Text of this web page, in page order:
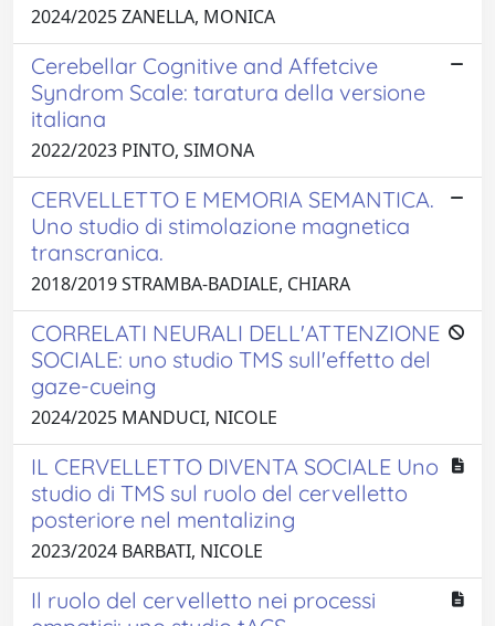
2024/2025 ZANELLA, MONICA
Cerebellar Cognitive and Affetcive
Syndrom Scale: taratura della versione
italiana
2022/2023 PINTO, SIMONA
CERVELLETTO E MEMORIA SEMANTICA.
Uno studio di stimolazione magnetica
transcranica.
2018/2019 STRAMBA-BADIALE, CHIARA
CORRELATI NEURALI DELL'ATTENZIONE
SOCIALE: uno studio TMS sull'effetto del
gaze-cueing
2024/2025 MANDUCI, NICOLE
IL CERVELLETTO DIVENTA SOCIALE Uno
studio di TMS sul ruolo del cervelletto
posteriore nel mentalizing
2023/2024 BARBATI, NICOLE
Il ruolo del cervelletto nei processi